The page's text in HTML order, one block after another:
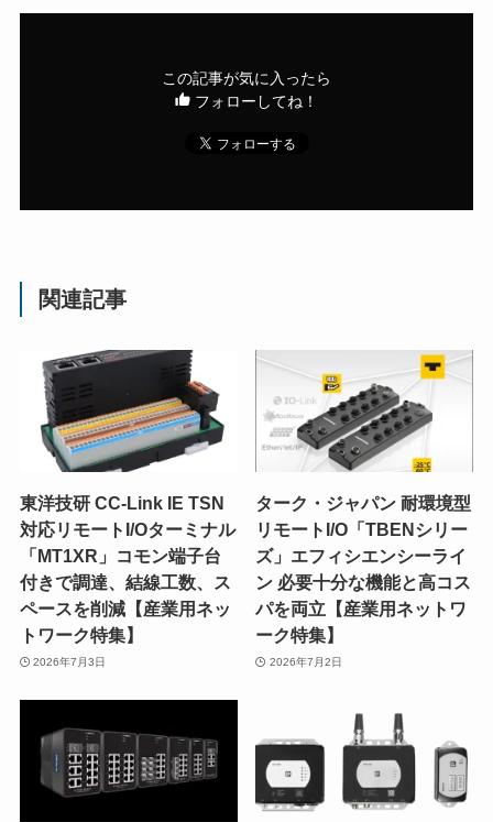
この記事が気に入ったら
フォローしてね！
関連記事
東洋技研 CC-Link IE TSN
対応リモートI/Oターミナル
「MT1XR」コモン端子台
付きで調達、結線工数、ス
ペースを削減【産業用ネッ
トワーク特集】
2026年7月3日
ターク・ジャパン 耐環境型
リモートI/O「TBENシリー
ズ」エフィシエンシーライ
ン 必要十分な機能と高コス
パを両立【産業用ネットワ
ーク特集】
2026年7月2日